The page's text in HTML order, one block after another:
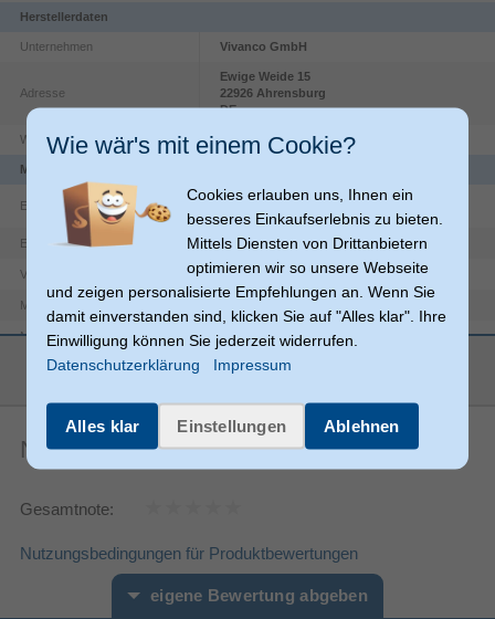
Herstellerdaten
Unternehmen Vivanco GmbH
Adresse
Ewige Weide 15
22926 Ahrensburg
DE
Website https://vivanco.com/
Merkmale
Eingebaute Batterie
Etui-Typ Cover
Verschlussart Nicht zutreffend
Material Polycarbonat (PC)
Maximale Bildschirmgröße 11,9 cm (4.7")
Kompatibilität
iPhone SE (2020), iPhone 8, iPhone 7, iPhone
Schutzfunktion Stoßfest, Kratzresistent
Oberflächenfärbung
Standfuß
mehr anzeigen
Noch keine Artikelbewertungen
Gesamtnote:
Nutzungsbedingungen für Produktbewertungen
eigene Bewertung abgeben
Wie wär's mit einem Cookie?
Cookies erlauben uns, Ihnen ein
besseres Einkaufserlebnis zu bieten.
Mittels Diensten von Drittanbietern
optimieren wir so unsere Webseite
und zeigen personalisierte Empfehlungen an. Wenn Sie
damit einverstanden sind, klicken Sie auf "Alles klar". Ihre
Einwilligung können Sie jederzeit widerrufen.
Datenschutzerklärung
Impressum
Alles klar Einstellungen Ablehnen